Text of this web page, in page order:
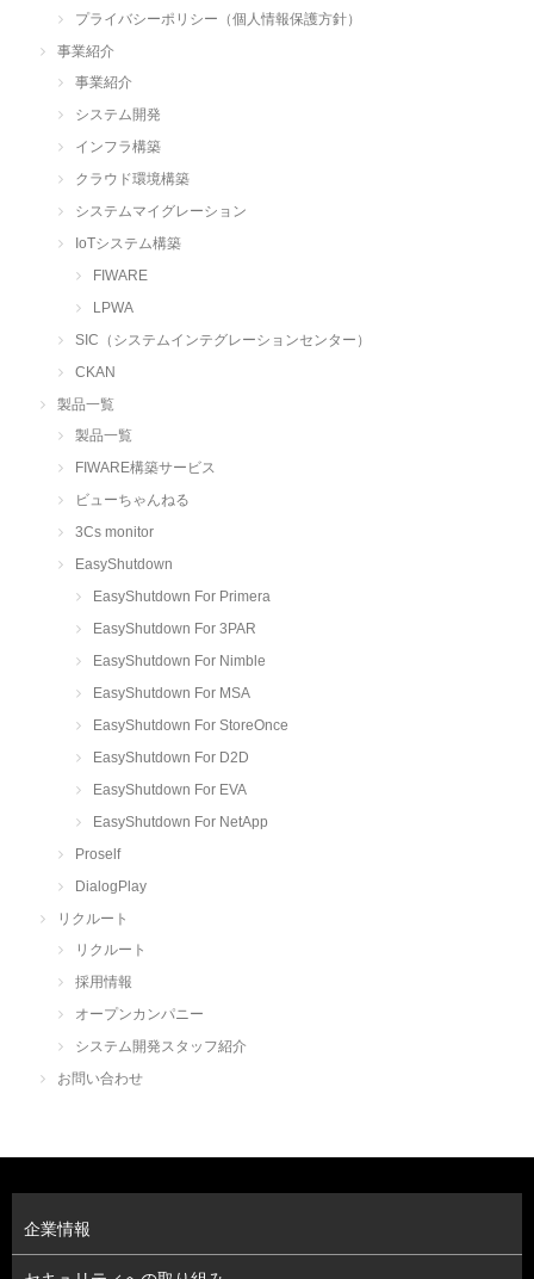
プライバシーポリシー（個人情報保護方針）
事業紹介
事業紹介
システム開発
インフラ構築
クラウド環境構築
システムマイグレーション
IoTシステム構築
FIWARE
LPWA
SIC（システムインテグレーションセンター）
CKAN
製品一覧
製品一覧
FIWARE構築サービス
ビューちゃんねる
3Cs monitor
EasyShutdown
EasyShutdown For Primera
EasyShutdown For 3PAR
EasyShutdown For Nimble
EasyShutdown For MSA
EasyShutdown For StoreOnce
EasyShutdown For D2D
EasyShutdown For EVA
EasyShutdown For NetApp
Proself
DialogPlay
リクルート
リクルート
採用情報
オープンカンパニー
システム開発スタッフ紹介
お問い合わせ
企業情報